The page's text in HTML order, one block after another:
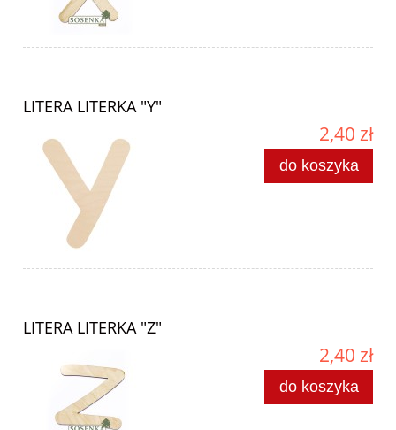
LITERA LITERKA "Y"
2,40 zł
do koszyka
LITERA LITERKA "Z"
2,40 zł
do koszyka